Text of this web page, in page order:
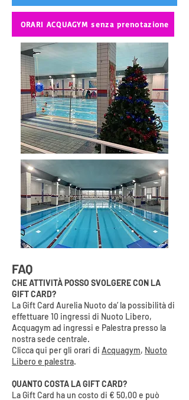
​ ORARI ACQUAGYM senza prenotazione
FAQ
CHE ATTIVITÀ POSSO SVOLGERE CON LA
GIFT CARD?
La Gift Card Aurelia Nuoto da’ la possibilità di
effettuare 10 ingressi di Nuoto Libero,
Acquagym ad ingressi e Palestra presso la
nostra sede centrale.
Clicca qui per gli orari di Acquagym, Nuoto
Libero e palestra.
QUANTO COSTA LA GIFT CARD?
La Gift Card ha un costo di € 50,00 e può